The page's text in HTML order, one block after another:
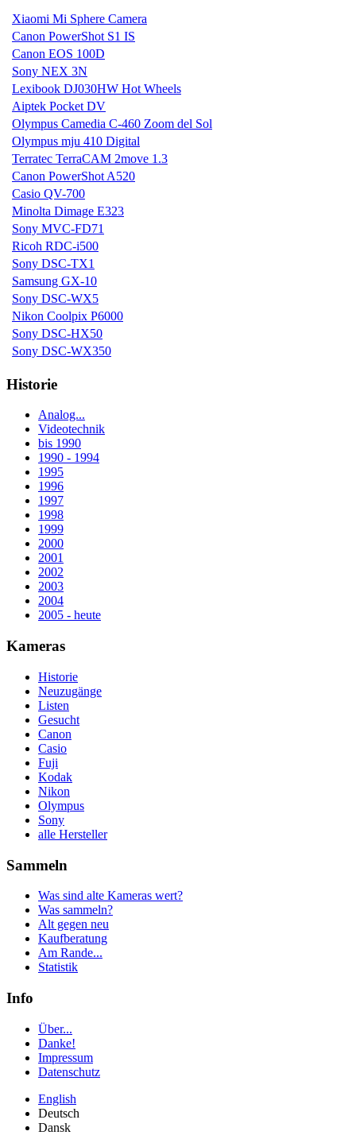
Xiaomi Mi Sphere Camera
Canon PowerShot S1 IS
Canon EOS 100D
Sony NEX 3N
Lexibook DJ030HW Hot Wheels
Aiptek Pocket DV
Olympus Camedia C-460 Zoom del Sol
Olympus mju 410 Digital
Terratec TerraCAM 2move 1.3
Canon PowerShot A520
Casio QV-700
Minolta Dimage E323
Sony MVC-FD71
Ricoh RDC-i500
Sony DSC-TX1
Samsung GX-10
Sony DSC-WX5
Nikon Coolpix P6000
Sony DSC-HX50
Sony DSC-WX350
Historie
Analog...
Videotechnik
bis 1990
1990 - 1994
1995
1996
1997
1998
1999
2000
2001
2002
2003
2004
2005 - heute
Kameras
Historie
Neuzugänge
Listen
Gesucht
Canon
Casio
Fuji
Kodak
Nikon
Olympus
Sony
alle Hersteller
Sammeln
Was sind alte Kameras wert?
Was sammeln?
Alt gegen neu
Kaufberatung
Am Rande...
Statistik
Info
Über...
Danke!
Impressum
Datenschutz
English
Deutsch
Dansk